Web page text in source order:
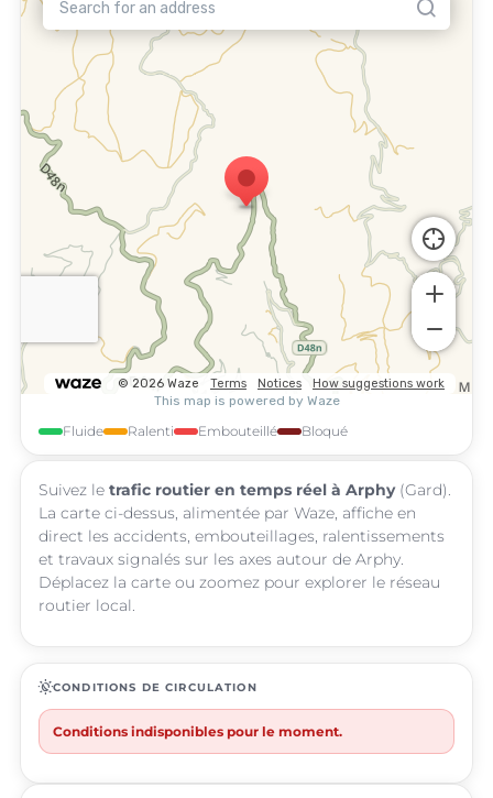
Fluide Ralenti Embouteillé Bloqué
Suivez le trafic routier en temps réel à Arphy(Gard).
La carte ci-dessus, alimentée par Waze, affiche en
direct les accidents, embouteillages, ralentissements
et travaux signalés sur les axes autour de Arphy.
Déplacez la carte ou zoomez pour explorer le réseau
routier local.
routineCONDITIONS DE CIRCULATION
Conditions indisponibles pour le moment.